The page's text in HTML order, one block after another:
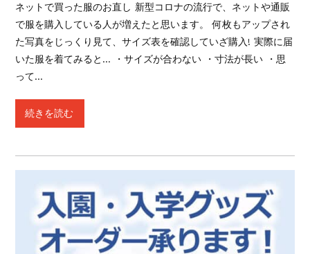
ネットで買った服のお直し 新型コロナの流行で、ネットや通販
で服を購入している人が増えたと思います。 何枚もアップされ
た写真をじっくり見て、サイズ表を確認していざ購入! 実際に届
いた服を着てみると… ・サイズが合わない ・寸法が長い ・思
って…
続きを読む